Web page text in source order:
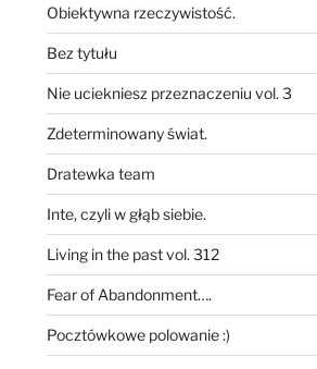
Obiektywna rzeczywistość.
Bez tytułu
Nie uciekniesz przeznaczeniu vol. 3
Zdeterminowany świat.
Dratewka team
Inte, czyli w głąb siebie.
Living in the past vol. 312
Fear of Abandonment….
Pocztówkowe polowanie :)